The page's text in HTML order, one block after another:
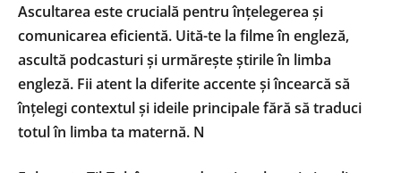
Ascultarea este crucială pentru înțelegerea și
comunicarea eficientă. Uită-te la filme în engleză,
ascultă podcasturi și urmărește știrile în limba
engleză. Fii atent la diferite accente și încearcă să
înțelegi contextul și ideile principale fără să traduci
totul în limba ta maternă. N